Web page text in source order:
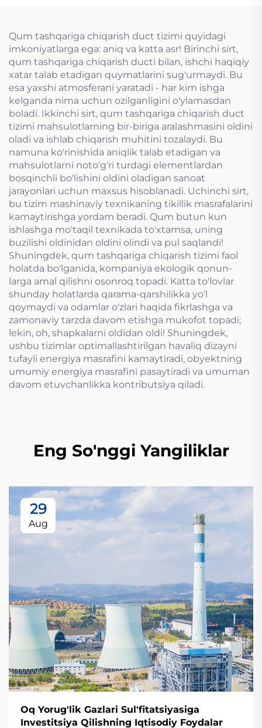
Qum tashqariga chiqarish duct tizimi quyidagi
imkoniyatlarga ega: aniq va katta asr! Birinchi sirt,
qum tashqariga chiqarish ducti bilan, ishchi haqiqiy
xatar talab etadigan quymatlarini sug'urmaydi. Bu
esa yaxshi atmosferani yaratadi - har kim ishga
kelganda nima uchun ozilganligini o'ylamasdan
boladi. Ikkinchi sirt, qum tashqariga chiqarish duct
tizimi mahsulotlarning bir-biriga aralashmasini oldini
oladi va ishlab chiqarish muhitini tozalaydi. Bu
namuna ko'rinishida aniqlik talab etadigan va
mahsulotlarni noto'g'ri turdagi elementlardan
bosqinchli bo'lishini oldini oladigan sanoat
jarayonlari uchun maxsus hisoblanadi. Uchinchi sirt,
bu tizim mashinaviy texnikaning tikillik masrafalarini
kamaytirishga yordam beradi. Qum butun kun
ishlashga mo'taqil texnikada to'xtamsa, uning
buzilishi oldinidan oldini olindi va pul saqlandi!
Shuningdek, qum tashqariga chiqarish tizimi faol
holatda bo'lganida, kompaniya ekologik qonun-
larga amal qilishni osonroq topadi. Katta to'lovlar
shunday holatlarda qarama-qarshilikka yo'l
qoymaydi va odamlar o'zlari haqida fikrlashga va
zamonaviy tarzda davom etishga mukofot topadi;
lekin, oh, shapkalarni oldidan oldi! Shuningdek,
ushbu tizimlar optimallashtirilgan havaliq dizayni
tufayli energiya masrafini kamaytiradi, obyektning
umumiy energiya masrafini pasaytiradi va umuman
davom etuvchanlikka kontributsiya qiladi.
Eng So'nggi Yangiliklar
29
Aug
Oq Yorug'lik Gazlari Sul'fitatsiyasiga
Investitsiya Qilishning Iqtisodiy Foydalar